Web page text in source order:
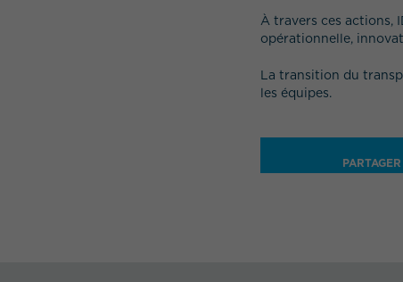
À travers ces actions,
opérationnelle,
La transition du
les équipes.
PARTAGER